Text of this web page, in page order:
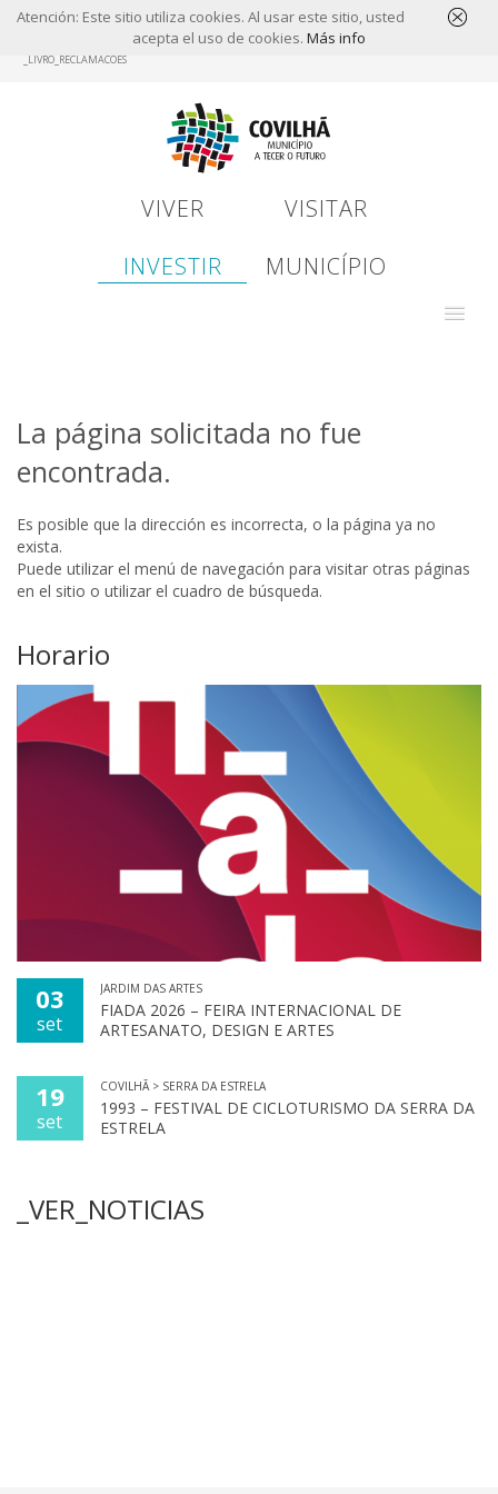
Atención: Este sitio utiliza cookies. Al usar este sitio, usted
acepta el uso de cookies. Más info
_LIVRO_RECLAMACOES
VIVER
VISITAR
INVESTIR
MUNICÍPIO
La página solicitada no fue
encontrada.
Es posible que la dirección es incorrecta, o la página ya no
exista.
Puede utilizar el menú de navegación para visitar otras páginas
en el sitio o utilizar el cuadro de búsqueda.
Horario
03
set
JARDIM DAS ARTES
FIADA 2026 – FEIRA INTERNACIONAL DE
ARTESANATO, DESIGN E ARTES
19
set
COVILHÃ > SERRA DA ESTRELA
1993 – FESTIVAL DE CICLOTURISMO DA SERRA DA
ESTRELA
_VER_NOTICIAS